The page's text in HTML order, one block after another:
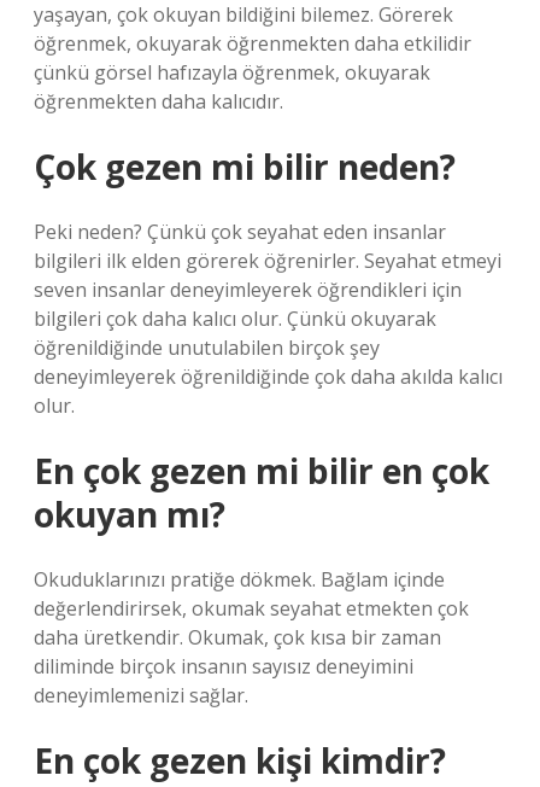
yaşayan, çok okuyan bildiğini bilemez. Görerek
öğrenmek, okuyarak öğrenmekten daha etkilidir
çünkü görsel hafızayla öğrenmek, okuyarak
öğrenmekten daha kalıcıdır.
Çok gezen mi bilir neden?
Peki neden? Çünkü çok seyahat eden insanlar
bilgileri ilk elden görerek öğrenirler. Seyahat etmeyi
seven insanlar deneyimleyerek öğrendikleri için
bilgileri çok daha kalıcı olur. Çünkü okuyarak
öğrenildiğinde unutulabilen birçok şey
deneyimleyerek öğrenildiğinde çok daha akılda kalıcı
olur.
En çok gezen mi bilir en çok
okuyan mı?
Okuduklarınızı pratiğe dökmek. Bağlam içinde
değerlendirirsek, okumak seyahat etmekten çok
daha üretkendir. Okumak, çok kısa bir zaman
diliminde birçok insanın sayısız deneyimini
deneyimlemenizi sağlar.
En çok gezen kişi kimdir?